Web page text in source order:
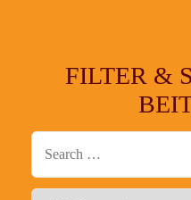
FILTER &